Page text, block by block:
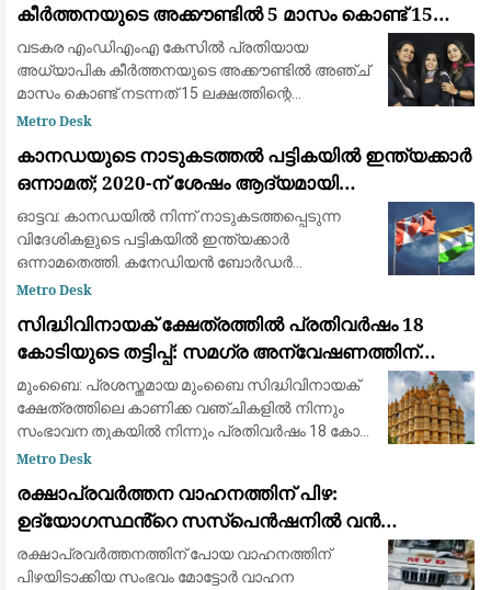
കീർത്തനയുടെ അക്കൗണ്ടിൽ 5 മാസം കൊണ്ട് 15
ലക്ഷം രൂപയുടെ ഇടപാട്
വടകര എംഡിഎംഎ കേസിൽ പ്രതിയായ
അധ്യാപിക കീർത്തനയുടെ അക്കൗണ്ടിൽ അഞ്ച്
മാസം കൊണ്ട് നടന്നത് 15 ലക്ഷത്തിന്റെ
സാമ്പത്തിക ഇടപാടെന്ന് പൊലീസ്. അക്കൗണ്ടിൽ
ബാങ്ക് രേഖകൾ നിരത്തിയ
Metro Desk
കാനഡയുടെ നാടുകടത്തൽ പട്ടികയിൽ ഇന്ത്യക്കാർ
ഒന്നാമത്; 2020-ന് ശേഷം ആദ്യമായി
മെക്സിക്കോയെ മറികടന്നു
ഓട്ടവ: കാനഡയിൽ നിന്ന് നാടുകടത്തപ്പെടുന്ന
വിദേശികളുടെ പട്ടികയിൽ ഇന്ത്യക്കാർ
ഒന്നാമതെത്തി. കനേഡിയൻ ബോർഡർ
സർവീസസ് ഏജൻസി (CBSA) പുറത്തുവിട്ട പുതിയ
പൗരന്മാർക്കാണ് കാനഡ നാടുക
Metro Desk
സിദ്ധിവിനായക് ക്ഷേത്രത്തിൽ പ്രതിവർഷം 18
കോടിയുടെ തട്ടിപ്പ്: സമഗ്ര അന്വേഷണത്തിന്
ഉത്തരവിട്ട് ദേവേന്ദ്ര ഫഡ്‌നാവിസ്
മുംബൈ: പ്രശസ്തമായ മുംബൈ സിദ്ധിവിനായക്
ക്ഷേത്രത്തിലെ കാണിക്ക വഞ്ചികളിൽ നിന്നും
സംഭാവന തുകയിൽ നിന്നും പ്രതിവർഷം 18 കോടി
രൂപയോളം തട്ടിയെടുക്കുന്നുവെന്ന ഗുരുതര
ഉത്തരവിട്ട്
Metro Desk
രക്ഷാപ്രവർത്തന വാഹനത്തിന് പിഴ:
ഉദ്യോഗസ്ഥൻ്റെ സസ്പെൻഷനിൽ വൻ
പ്രതിഷേധം; നടപടി പിൻവലിക്കണമെന്ന് ആവശ്യം
രക്ഷാപ്രവർത്തനത്തിന് പോയ വാഹനത്തിന്
പിഴയിടാക്കിയ സംഭവം മോട്ടോർ വാഹന